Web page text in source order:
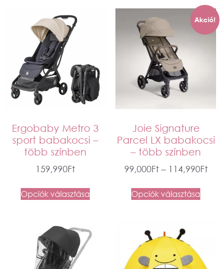
Ergobaby Metro 3
sport babakocsi –
több színben
159,990Ft
Opciók választása
Akció!
Joie Signature
Parcel LX babakocsi
– több színben
99,000Ft – 114,990Ft
Opciók választása